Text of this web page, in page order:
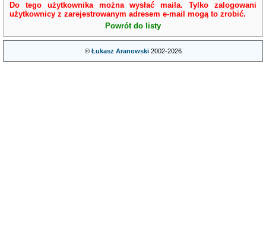
Do tego użytkownika można wysłać maila. Tylko zalogowani
użytkownicy z zarejestrowanym adresem e-mail mogą to zrobić.
Powrót do listy
© Łukasz Aranowski2002-2026